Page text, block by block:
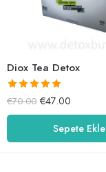
Diox Tea Detox
5 üzerinden
5.00oy aldı
€70.00 €47.00
Sepete Ekle